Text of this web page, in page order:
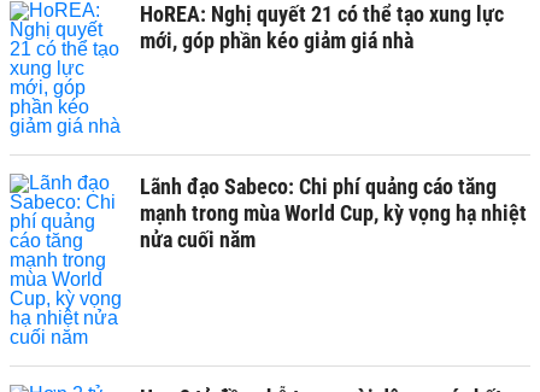
HoREA: Nghị quyết 21 có thể tạo xung lực
mới, góp phần kéo giảm giá nhà
Lãnh đạo Sabeco: Chi phí quảng cáo tăng
mạnh trong mùa World Cup, kỳ vọng hạ nhiệt
nửa cuối năm